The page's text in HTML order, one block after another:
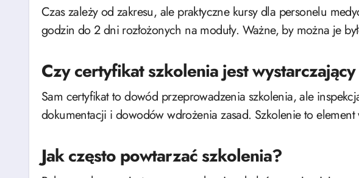
Czas zależy od zakresu, ale praktyczne kursy dla personelu
godzin do 2 dni rozłożonych na moduły. Ważne, by można je
Czy certyfikat szkolenia jest
Sam certyfikat to dowód przeprowadzenia szkolenia, ale
dokumentacji i dowodów wdrożenia zasad. Szkolenie to
Jak często powtarzać szkolenia?